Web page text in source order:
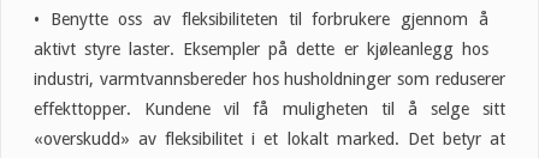
• Benytte oss av fleksibiliteten til forbrukere gjennom å
aktivt styre laster. Eksempler på dette er kjøleanlegg hos
industri, varmtvannsbereder hos husholdninger som reduserer
effekttopper. Kundene vil få muligheten til å selge sitt
«overskudd» av fleksibilitet i et lokalt marked. Det betyr at